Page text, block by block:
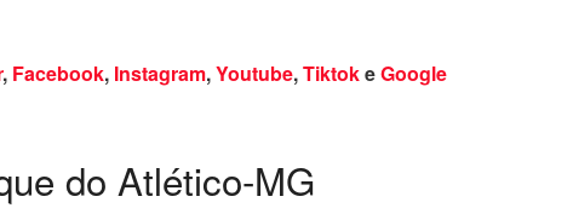
, Facebook, Instagram,Youtube,TiktokeGoogle
do Atlético-MG